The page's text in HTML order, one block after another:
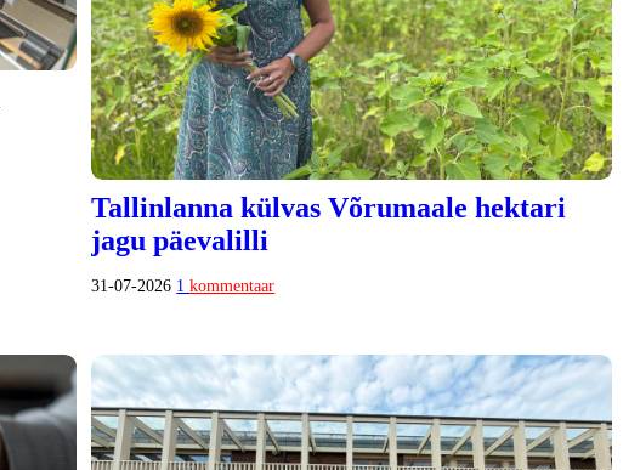
Tallinlanna külvas Võrumaale hektari
jagu päevalilli
31-07-2026 1kommentaar